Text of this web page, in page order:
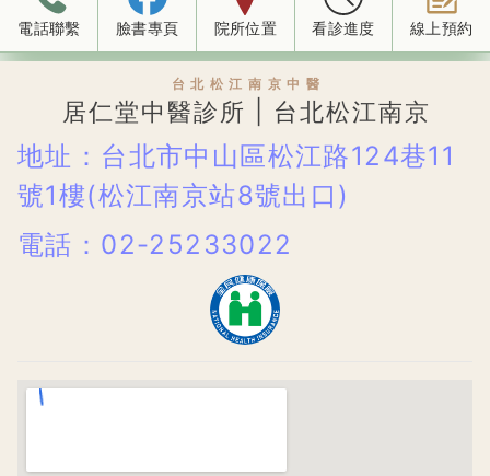
電話聯繫 臉書專頁 院所位置 看診進度 線上預約
台北松江南京中醫
居仁堂中醫診所 | 台北松江南京
地址：台北市中山區松江路124巷11
號1樓(松江南京站8號出口)
電話：02-25233022